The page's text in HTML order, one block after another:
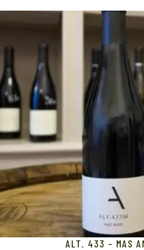
ALT. 433 – MAS